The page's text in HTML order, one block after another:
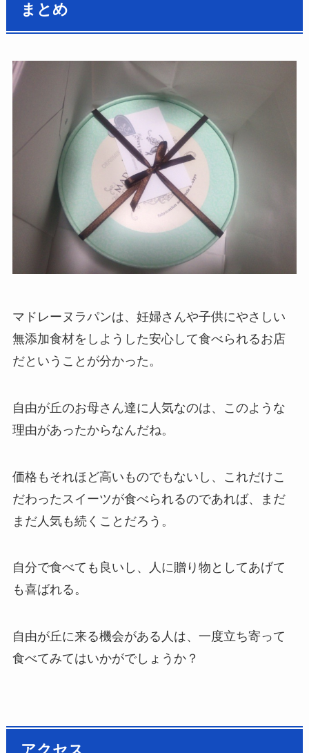
まとめ
マドレーヌラパンは、妊婦さんや子供にやさしい
無添加食材をしようした安心して食べられるお店
だということが分かった。
自由が丘のお母さん達に人気なのは、このような
理由があったからなんだね。
価格もそれほど高いものでもないし、これだけこ
だわったスイーツが食べられるのであれば、まだ
まだ人気も続くことだろう。
自分で食べても良いし、人に贈り物としてあげて
も喜ばれる。
自由が丘に来る機会がある人は、一度立ち寄って
食べてみてはいかがでしょうか？